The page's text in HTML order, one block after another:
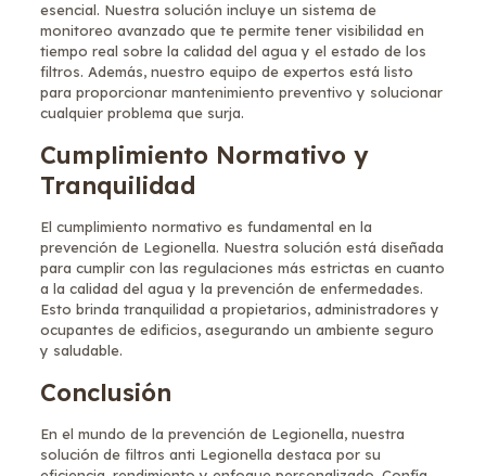
esencial. Nuestra solución incluye un sistema de
monitoreo avanzado que te permite tener visibilidad en
tiempo real sobre la calidad del agua y el estado de los
filtros. Además, nuestro equipo de expertos está listo
para proporcionar mantenimiento preventivo y solucionar
cualquier problema que surja.
Cumplimiento Normativo y
Tranquilidad
El cumplimiento normativo es fundamental en la
prevención de Legionella. Nuestra solución está diseñada
para cumplir con las regulaciones más estrictas en cuanto
a la calidad del agua y la prevención de enfermedades.
Esto brinda tranquilidad a propietarios, administradores y
ocupantes de edificios, asegurando un ambiente seguro
y saludable.
Conclusión
En el mundo de la prevención de Legionella, nuestra
solución de filtros anti Legionella destaca por su